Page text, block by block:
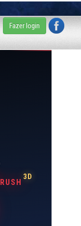
Fazer login
RUSH
3D